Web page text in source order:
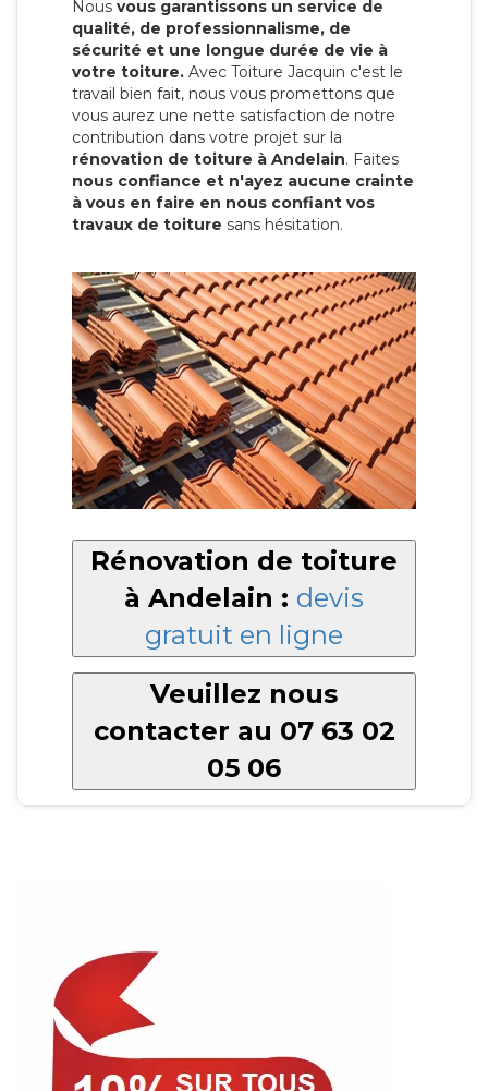
Nous vous garantissons un service de
qualité, de professionnalisme, de
sécurité et une longue durée de vie à
votre toiture. Avec Toiture Jacquin c'est le
travail bien fait, nous vous promettons que
vous aurez une nette satisfaction de notre
contribution dans votre projet sur la
rénovation de toiture à Andelain. Faites
nous confiance et n'ayez aucune crainte
à vous en faire en nous confiant vos
travaux de toiture sans hésitation.
Rénovation de toiture
à Andelain : devis
gratuit en ligne
Veuillez nous
contacter au 07 63 02
05 06